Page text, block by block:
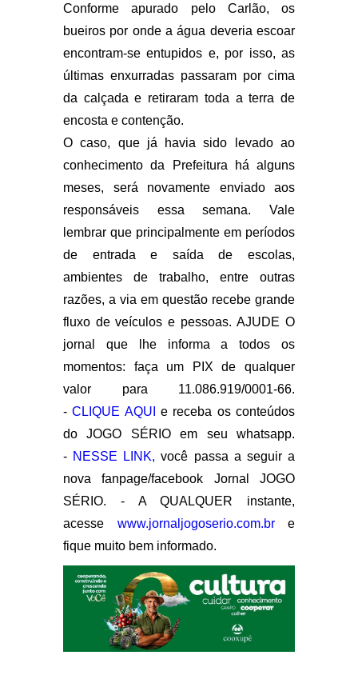
Conforme apurado pelo Carlão, os
bueiros por onde a água deveria escoar
encontram-se entupidos e, por isso, as
últimas enxurradas passaram por cima
da calçada e retiraram toda a terra de
encosta e contenção.
O caso, que já havia sido levado ao
conhecimento da Prefeitura há alguns
meses, será novamente enviado aos
responsáveis essa semana. Vale
lembrar que principalmente em períodos
de entrada e saída de escolas,
ambientes de trabalho, entre outras
razões, a via em questão recebe grande
fluxo de veículos e pessoas. AJUDE O
jornal que lhe informa a todos os
momentos: faça um PIX de qualquer
valor para 11.086.919/0001-66.
-CLIQUE AQUI
e receba os conteúdos
do JOGO SÉRIO em seu whatsapp.
- NESSE LINK, você passa a seguir a
nova fanpage/facebook Jornal JOGO
SÉRIO. - A QUALQUER instante,
acesse www.jornaljogoserio.com.bre
fique muito bem informado.